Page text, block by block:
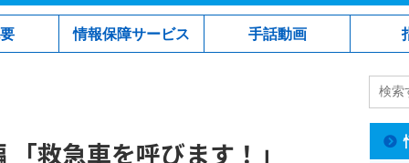
情報保障サービス 手話動画
救急車を呼びます！」